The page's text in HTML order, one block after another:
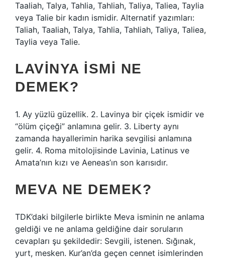
Taaliah, Talya, Tahlia, Tahliah, Taliya, Taliea, Taylia
veya Talie bir kadın ismidir. Alternatif yazımları:
Taliah, Taaliah, Talya, Tahlia, Tahliah, Taliya, Taliea,
Taylia veya Talie.
LAVINYA ISMI NE
DEMEK?
1. Ay yüzlü güzellik. 2. Lavinya bir çiçek ismidir ve
“ölüm çiçeği” anlamına gelir. 3. Liberty aynı
zamanda hayallerimin harika sevgilisi anlamına
gelir. 4. Roma mitolojisinde Lavinia, Latinus ve
Amata’nın kızı ve Aeneas’ın son karısıdır.
MEVA NE DEMEK?
TDK’daki bilgilerle birlikte Meva isminin ne anlama
geldiği ve ne anlama geldiğine dair soruların
cevapları şu şekildedir: Sevgili, istenen. Sığınak,
yurt, mesken. Kur’an’da geçen cennet isimlerinden